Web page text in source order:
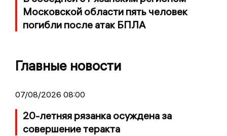
Московской области пять человек
погибли после атак БПЛА
Главные новости
07/08/2026 08:00
20-летняя рязанка осуждена за
совершение теракта